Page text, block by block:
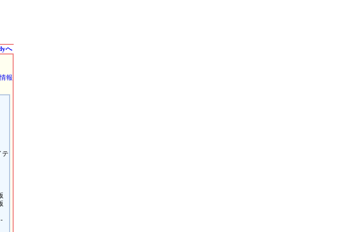
へ
報
テ
-